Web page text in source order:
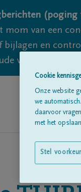
mom van een
en
vallen echter
Cookie
Onze website
we
daarvoor
met het
Stel